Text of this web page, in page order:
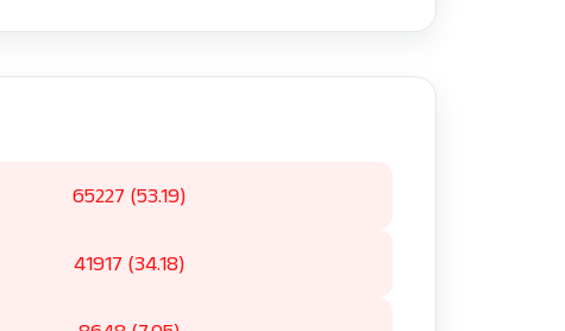
65227 (53.19)
41917 (34.18)